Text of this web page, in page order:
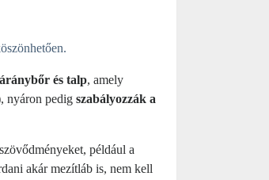
és talp, amely
nyáron pedig szabályozzák a
például a
akár mezítláb is, nem kell